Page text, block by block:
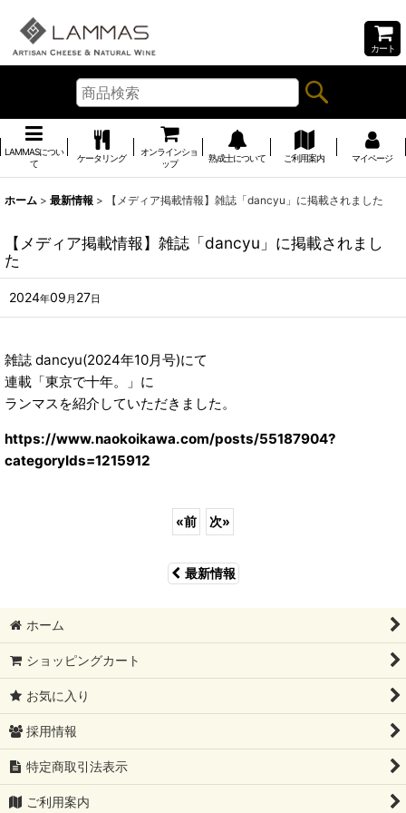
カート
LAMMASについ
て
ケータリング
オンラインショ
ップ
熟成士について ご利用案内 マイページ
ホーム > 最新情報 > 【メディア掲載情報】雑誌「dancyu」に掲載されました
【メディア掲載情報】雑誌「dancyu」に掲載されまし
た
2024年09 月 27日
雑誌 dancyu(2024年10月号)にて
連載「東京で十年。」に
ランマスを紹介していただきました。
https://www.naokoikawa.com/posts/55187904?
categoryIds=1215912
«前 次»
最新情報
ホーム
ショッピングカート
お気に入り
採用情報
特定商取引法表示
ご利用案内